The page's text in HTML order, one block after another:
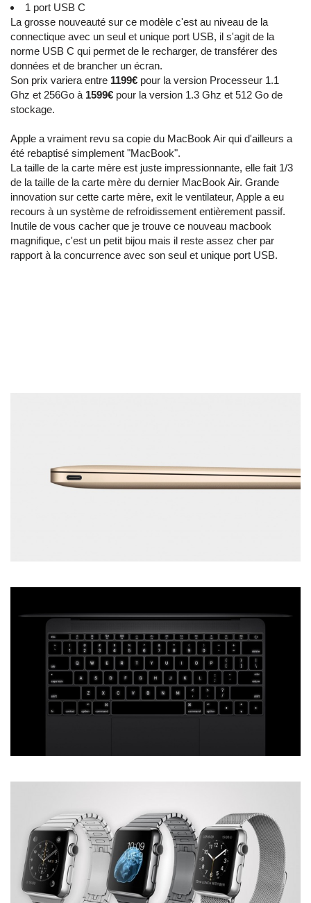
1 port USB C
La grosse nouveauté sur ce modèle c'est au niveau de la
connectique avec un seul et unique port USB, il s'agit de la
norme USB C qui permet de le recharger, de transférer des
données et de brancher un écran.
Son prix variera entre 1199€ pour la version Processeur 1.1
Ghz et 256Go à 1599€ pour la version 1.3 Ghz et 512 Go de
stockage.
Apple a vraiment revu sa copie du MacBook Air qui d'ailleurs a
été rebaptisé simplement "MacBook".
La taille de la carte mère est juste impressionnante, elle fait 1/3
de la taille de la carte mère du dernier MacBook Air. Grande
innovation sur cette carte mère, exit le ventilateur, Apple a eu
recours à un système de refroidissement entièrement passif.
Inutile de vous cacher que je trouve ce nouveau macbook
magnifique, c'est un petit bijou mais il reste assez cher par
rapport à la concurrence avec son seul et unique port USB.